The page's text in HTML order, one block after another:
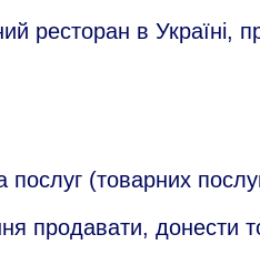
ресторан в Україні,
(товарних
продавати, донести